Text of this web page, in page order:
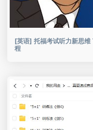
[英语] 托福考试听力新思维
程